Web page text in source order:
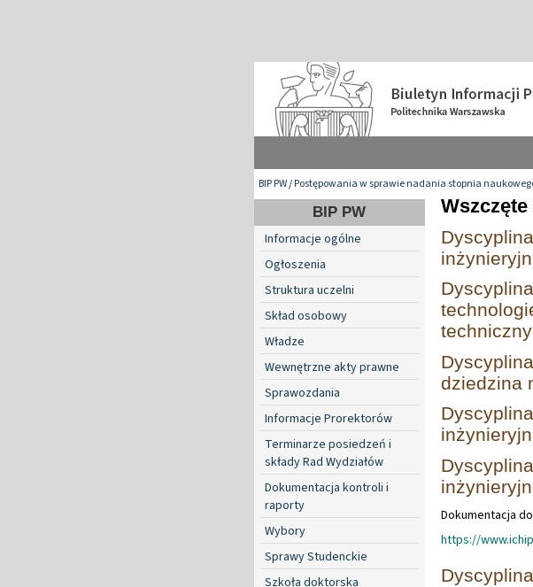
BIP PW/Postępowania w sprawie nadania stopnia
BIP PW
Informacje ogólne
Ogłoszenia
Struktura uczelni
Skład osobowy
Władze
Wewnętrzne akty prawne
Sprawozdania
Informacje Prorektorów
Terminarze posiedzeń i
składy Rad Wydziałów
Dokumentacja kontroli i
raporty
Wybory
Sprawy Studenckie
Szkoła doktorska
Wszczęte
dziedzina
Dokumentacja
https://